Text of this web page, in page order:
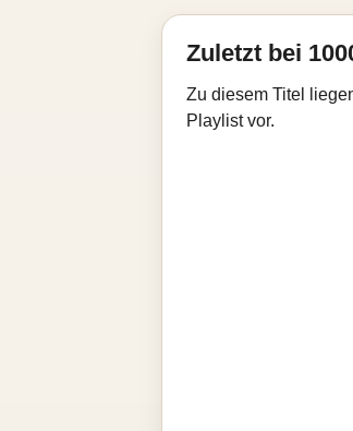
Zuletzt bei
Zu diesem Titel
Playlist vor.